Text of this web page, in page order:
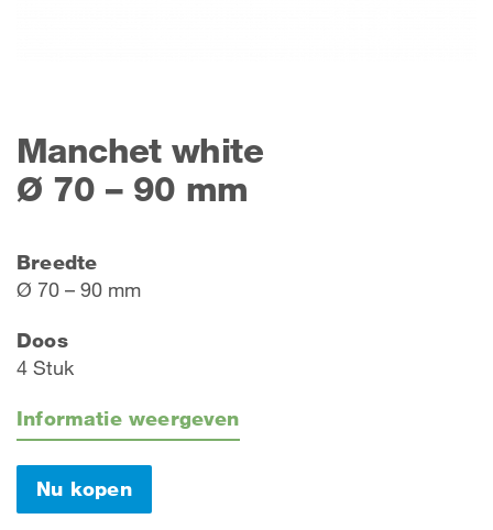
Manchet white
Ø 70 – 90 mm
Breedte
Ø 70 – 90 mm
Doos
4 Stuk
Informatie weergeven
Nu kopen